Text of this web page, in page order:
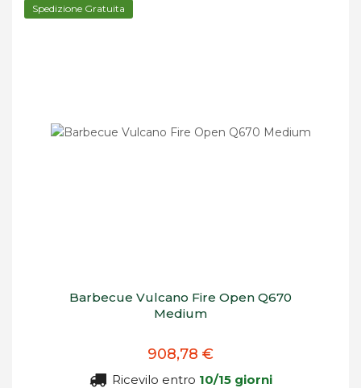
Spedizione Gratuita
Barbecue Vulcano Fire Open Q670
Medium
908,78 €
Ricevilo entro 10/15 giorni